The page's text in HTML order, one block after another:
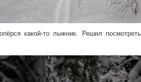
какой-то лыжник. Решил